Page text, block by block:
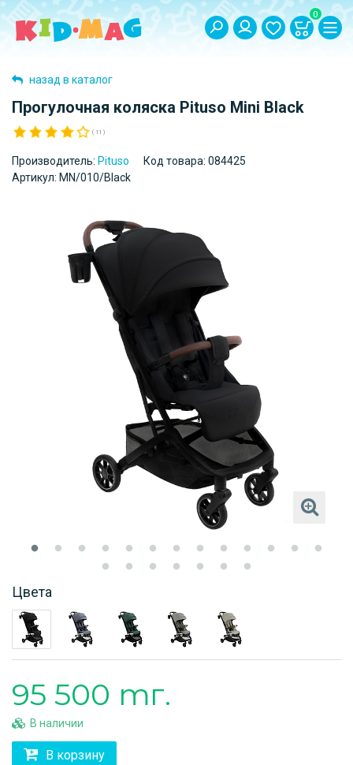
0
назад в каталог
Прогулочная коляска Pituso Mini Black
( 11 )
Производитель: Pituso Код товара: 084425
Артикул: MN/010/Black
Цвета
95 500 тг.
В наличии
В корзину